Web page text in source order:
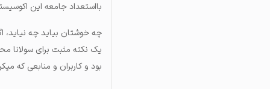
بااستعداد جامعه این
یک نکته مثبت برای سولانا
بود و کاربران و منابعی که